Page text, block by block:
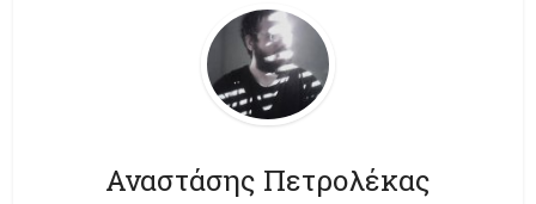
Αναστάσης Πετρολέκας